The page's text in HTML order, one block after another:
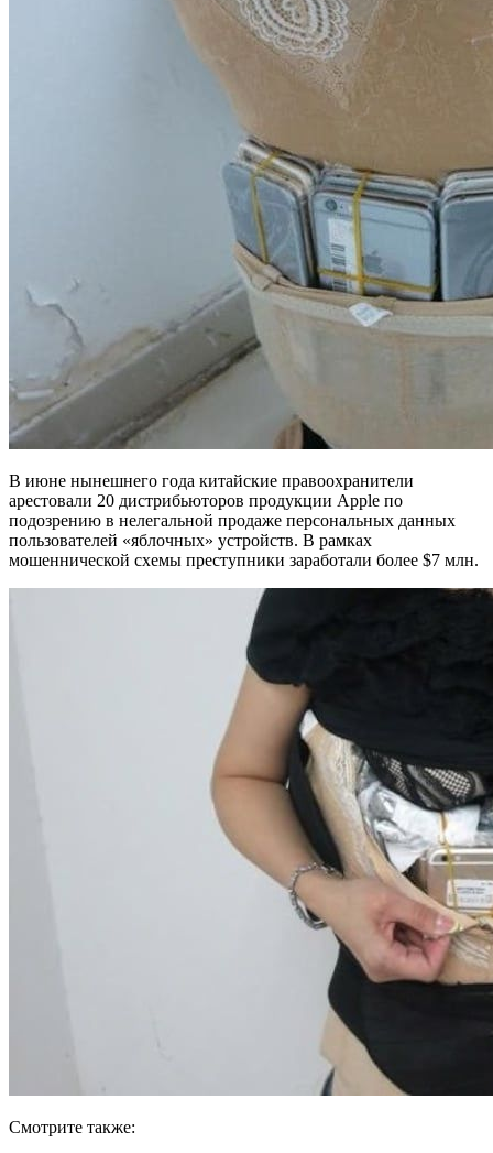
В июне нынешнего года китайские правоохранители
арестовали 20 дистрибьюторов продукции Apple по
подозрению в нелегальной продаже персональных данных
пользователей «яблочных» устройств. В рамках
мошеннической схемы преступники заработали более $7 млн.
Смотрите также: